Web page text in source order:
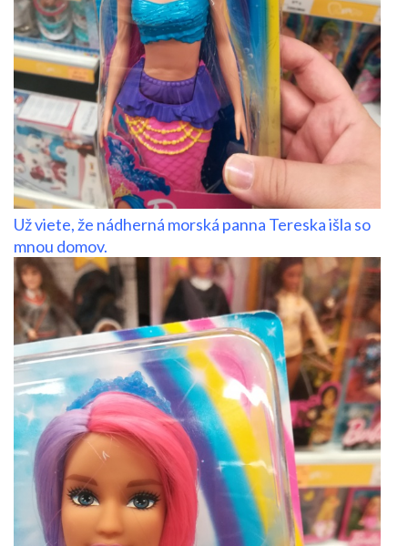
Už viete, že nádherná morská panna Tereska išla so
mnou domov.